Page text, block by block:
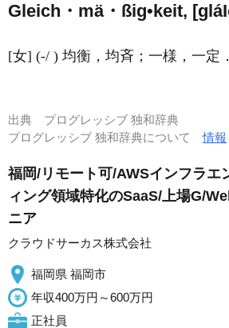
Gleich・mä・ßig•keit, [ɡláI
[女] (-/ ) 均衡，均斉；一様，一定．
出典 プログレッシブ 独和辞典
プログレッシブ 独和辞典について情報
福岡/リモート可/AWSインフラエ
ィング領域特化のSaaS/上場G/
ニア
クラウドサーカス株式会社
福岡県 福岡市
年収400万円～600万円
正社員